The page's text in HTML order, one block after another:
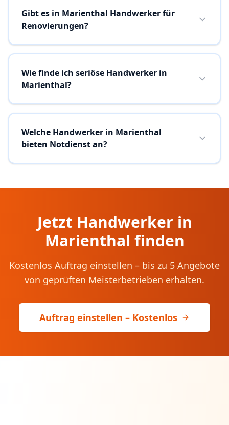
Gibt es in Marienthal Handwerker für
Renovierungen?
Wie finde ich seriöse Handwerker in
Marienthal?
Welche Handwerker in Marienthal
bieten Notdienst an?
Jetzt Handwerker in
Marienthal finden
Kostenlos Auftrag einstellen – bis zu 5 Angebote
von geprüften Meisterbetrieben erhalten.
Auftrag einstellen – Kostenlos